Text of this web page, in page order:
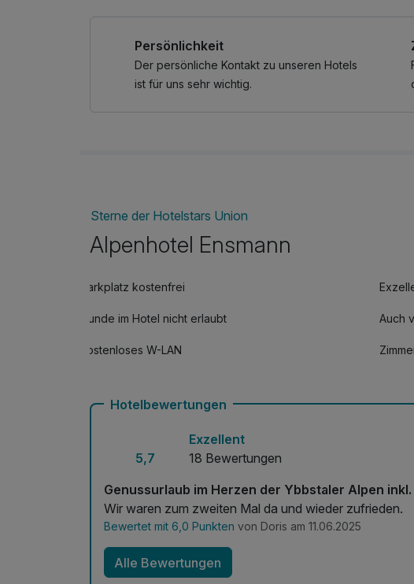
° Bus & Bahn zum halben Preis
Persönlichkeit
Der persönliche Kontakt zu unseren Hotels
ist für uns sehr wichtig.
Sterne der Hotelstars Union
Alpenhotel Ensmann
Parkplatz kostenfrei
Hunde im Hotel nicht erlaubt Auch
Kostenloses W-LAN
Hotelbewertungen
5,7
Exzellent
18 Bewertungen
Genussurlaub im Herzen der Ybbstaler Alpen
Wir waren zum zweiten Mal da und wieder zufrieden.
Bewertet mit 6,0 Punkten von Doris am 11.06.2025
Alle Bewertungen